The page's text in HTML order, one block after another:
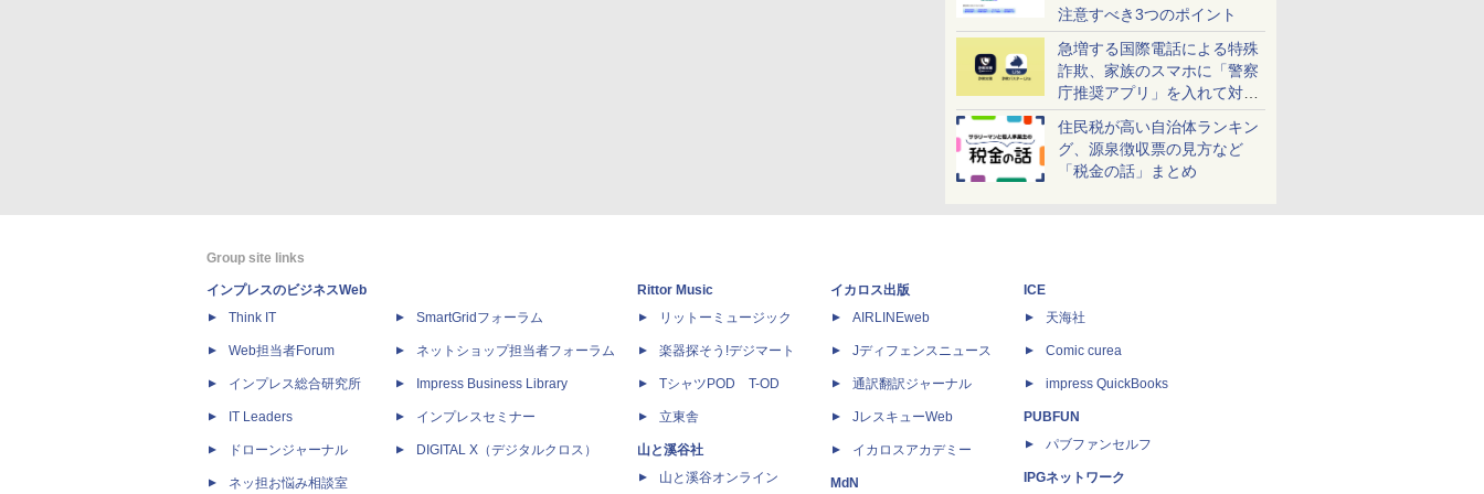
注意すべき3つのポイント
急増する国際電話による特殊
詐欺、家族のスマホに「警察
庁推奨アプリ」を入れて対策
しよう！
住民税が高い自治体ランキン
グ、源泉徴収票の見方など
「税金の話」まとめ
Group site links
インプレスのビジネスWeb
Think IT
Web担当者Forum
インプレス総合研究所
IT Leaders
ドローンジャーナル
ネッ担お悩み相談室
SmartGridフォーラム
ネットショップ担当者フォーラム
Impress Business Library
インプレスセミナー
DIGITAL X（デジタルクロス）
Rittor Music
リットーミュージック
楽器探そう!デジマート
TシャツPOD T-OD
立東舎
山と溪谷社
山と溪谷オンライン
イカロス出版
AIRLINEweb
Jディフェンスニュース
通訳翻訳ジャーナル
JレスキューWeb
イカロスアカデミー
MdN
ICE
天海社
Comic curea
impress QuickBooks
PUBFUN
パブファンセルフ
IPGネットワーク